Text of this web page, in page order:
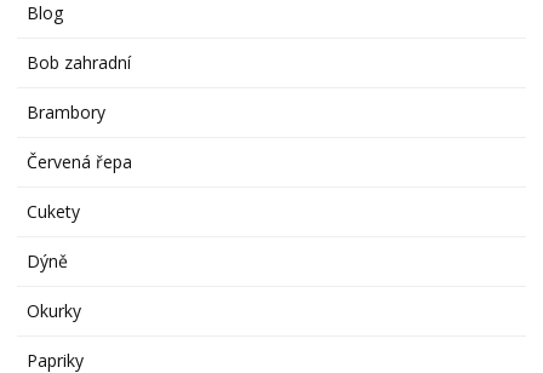
Blog
Bob zahradní
Brambory
Červená řepa
Cukety
Dýně
Okurky
Papriky